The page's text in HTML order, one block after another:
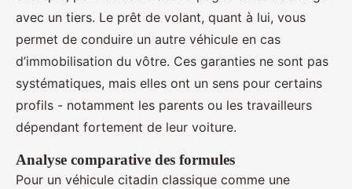
avec un tiers. Le prêt de volant, quant à lui, vous
permet de conduire un autre véhicule en cas
d’immobilisation du vôtre. Ces garanties ne sont pas
systématiques, mais elles ont un sens pour certains
profils - notamment les parents ou les travailleurs
dépendant fortement de leur voiture.
Analyse comparative des formules
Pour un véhicule citadin classique comme une